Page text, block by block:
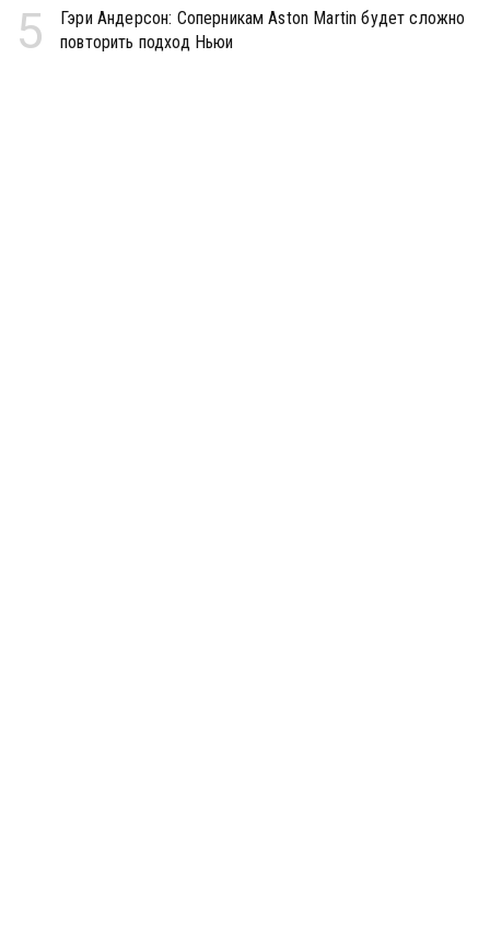
5
Гэри Андерсон: Соперникам Aston Martin будет сложно
повторить подход Ньюи